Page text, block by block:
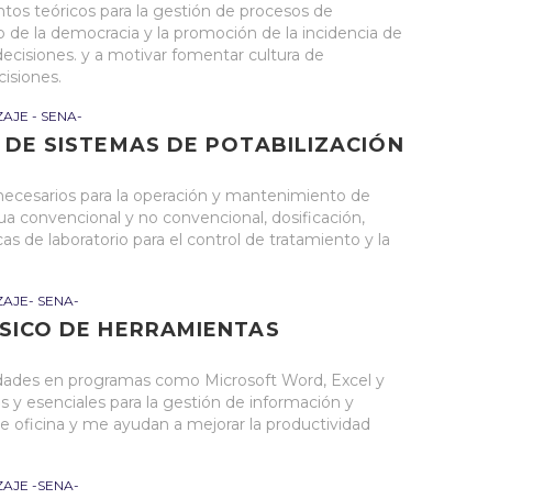
teóricos para la gestión de procesos de
la democracia y la promoción de la incidencia de
y a motivar fomentar cultura de
- SENA-
SISTEMAS DE POTABILIZACIÓN
para la operación y mantenimiento de
convencional y no convencional, dosificación,
de laboratorio para el control de tratamiento y la
SENA-
DE HERRAMIENTAS
en programas como Microsoft Word, Excel y
y esenciales para la gestión de información y
oficina y me ayudan a mejorar la productividad
-SENA-